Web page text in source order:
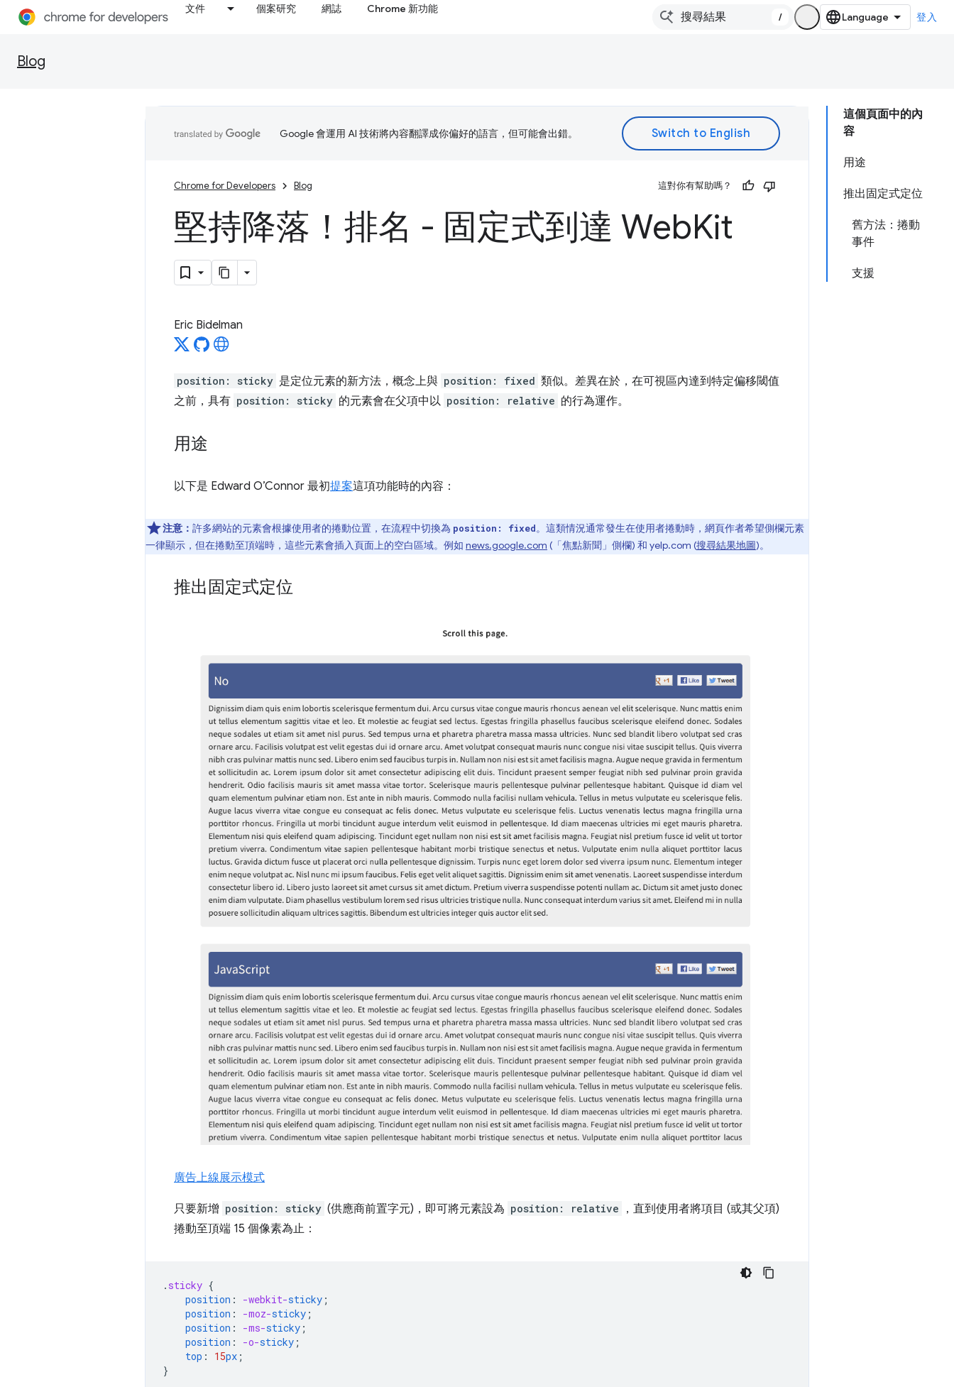
文件 個案研究 網誌 Chrome 新功能
/ 登入
Blog
這個頁面中的內
容
用途
推出固定式定位
舊方法：捲動
事件
支援
Google 會運用 AI 技術將內容翻譯成你偏好的語言，但可能會出錯。
Chrome for Developers Blog 這對你有幫助嗎？
堅持降落！排名 - 固定式到達 WebKit
Eric Bidelman
position: sticky 是定位元素的新方法，概念上與 position: fixed 類似。差異在於，在可視區內達到特定偏移閾值
之前，具有 position: sticky 的元素會在父項中以 position: relative 的行為運作。
用途
以下是 Edward O’Connor 最初提案這項功能時的內容：
注意： 許多網站的元素會根據使用者的捲動位置，在流程中切換為 position: fixed。這類情況通常發生在使用者捲動時，網頁作者希望側欄元素
一律顯示，但在捲動至頂端時，這些元素會插入頁面上的空白區域。例如 news.google.com (「焦點新聞」側欄) 和 yelp.com (搜尋結果地圖)。
推出固定式定位
廣告上線展示模式
只要新增 position: sticky (供應商前置字元)，即可將元素設為 position: relative
，直到使用者將項目 (或其父項)
捲動至頂端 15 個像素為止：
. sticky {
position : -webkit-sticky ;
position : -moz-sticky ;
position : -ms-sticky ;
position : -o-sticky ;
top : 15px ;
}